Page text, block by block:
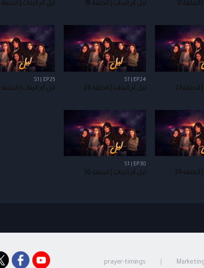
17 ليل أم البنات | الحلقة 18 ليل أم البنات | الحلقة 19
23
S1 | EP24
ليل أم البنات | الحلقة 24
S1 | EP25
ليل أم البنات | الحلقة 25
29
S1 | EP30
ليل أم البنات | الحلقة 30
prayer-timings